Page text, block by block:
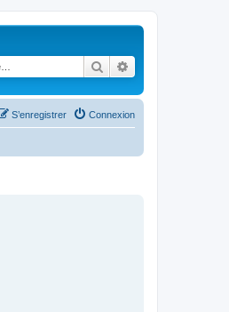
Rechercher
Connexion
S’enregistrer